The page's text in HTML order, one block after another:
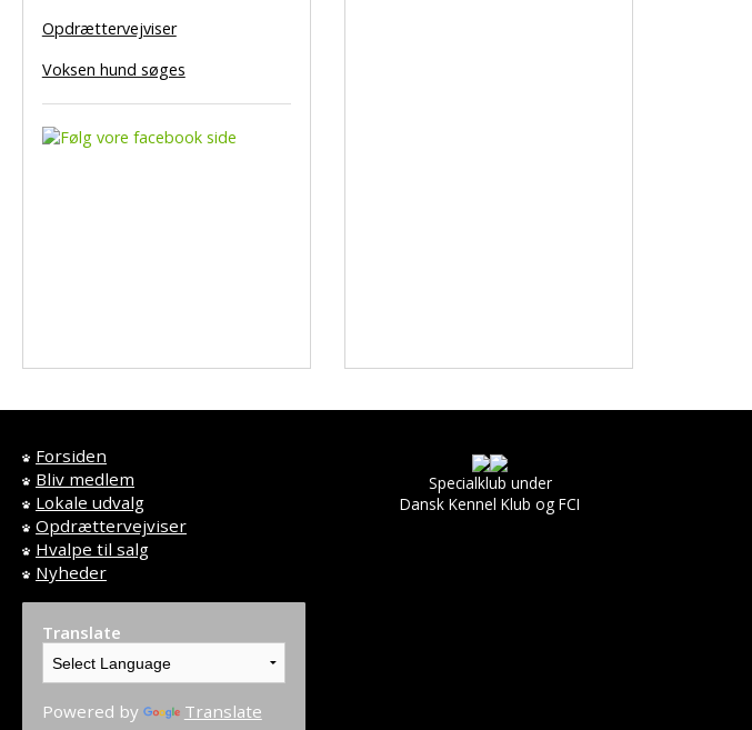
Opdrættervejviser
Voksen hund søges
Forsiden
Bliv medlem
Lokale udvalg
Opdrættervejviser
Hvalpe til salg
Nyheder
Translate
Powered by Translate
Specialklub under
Dansk Kennel Klub og FCI